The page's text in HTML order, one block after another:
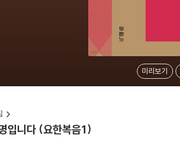
미리보기
입니다 (요한복음1)